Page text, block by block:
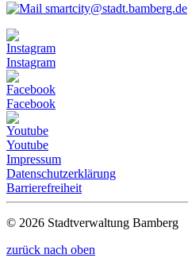
smartcity@stadt.bamberg.de
Instagram
Facebook
Youtube
Impressum
Datenschutzerklärung
Barrierefreiheit
© 2026 Stadtverwaltung Bamberg
zurück nach oben